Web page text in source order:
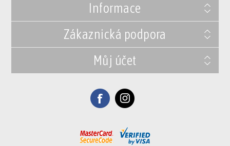
Informace
Zákaznická podpora
Můj účet